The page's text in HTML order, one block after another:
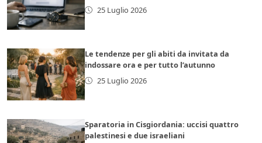
25 Luglio 2026
Le tendenze per gli abiti da invitata da
indossare ora e per tutto l’autunno
25 Luglio 2026
Sparatoria in Cisgiordania: uccisi quattro
palestinesi e due israeliani